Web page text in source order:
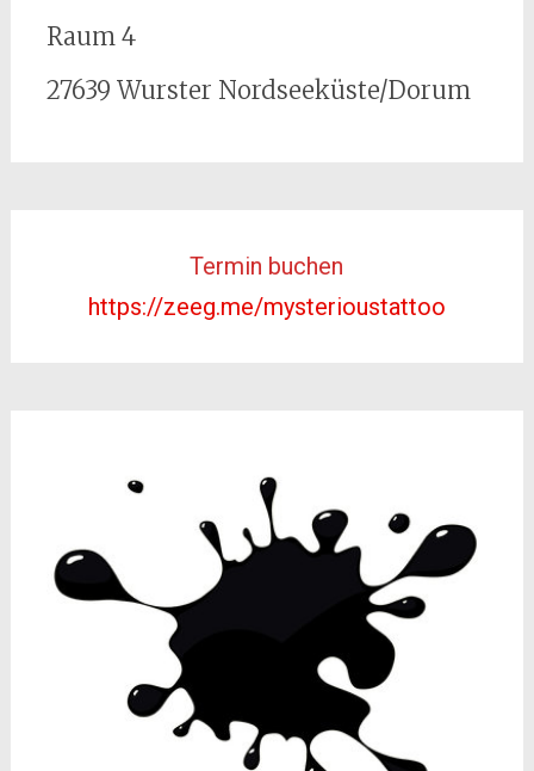
Raum 4
27639 Wurster Nordseeküste/Dorum
Termin buchen
https://zeeg.me/mysterioustattoo